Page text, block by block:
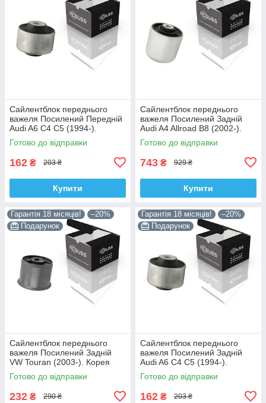
Сайлентблок переднього
важеля Посилений Передній
Audi A6 C4 C5 (1994-).
Верхній. Корея ACSUSS!
35379 , JBU138 , TD1062W
Готово до відправки
162 ₴ 203 ₴
Купити
Сайлентблок переднього
важеля Посилений Задній
Audi A4 Allroad B8 (2002-).
Нижній. Корея ACSUSS!
4H0407183 , TD1247W ,
Готово до відправки
743 ₴ 929 ₴
Купити
Гарантія 18 місяців!
–20%
Подарунок
Сайлентблок переднього
важеля Посилений Задній
VW Touran (2003-). Корея
ACSUSS! 34559 , JBU602 ,
VKDS331037
Готово до відправки
232 ₴ 290 ₴
Гарантія 18 місяців!
–20%
Подарунок
Сайлентблок переднього
важеля Посилений Задній
Audi A6 C4 C5 (1994-).
Верхній. Корея ACSUSS!
35379 , JBU138 , TD1062W
Готово до відправки
162 ₴ 203 ₴